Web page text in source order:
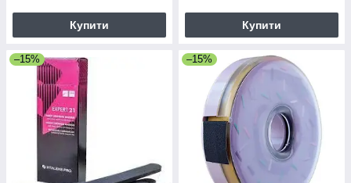
Купити Купити
–15% –15%